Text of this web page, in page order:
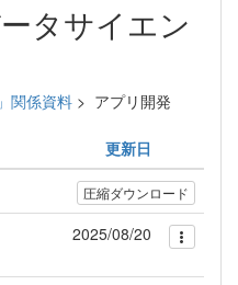
タサイエン
関係資料 > アプリ開発
更新日
圧縮ダウンロード
2025/08/20